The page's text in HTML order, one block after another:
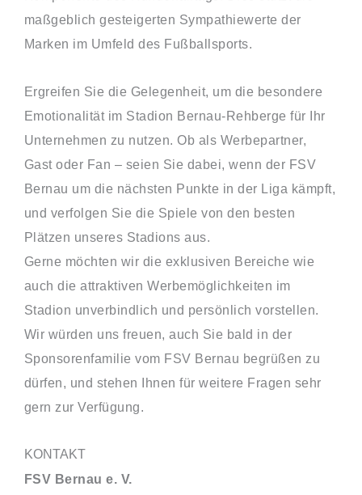
maßgeblich gesteigerten Sympathiewerte der
Marken im Umfeld des Fußballsports.
Ergreifen Sie die Gelegenheit, um die besondere
Emotionalität im Stadion Bernau-Rehberge für Ihr
Unternehmen zu nutzen. Ob als Werbepartner,
Gast oder Fan – seien Sie dabei, wenn der FSV
Bernau um die nächsten Punkte in der Liga kämpft,
und verfolgen Sie die Spiele von den besten
Plätzen unseres Stadions aus.
Gerne möchten wir die exklusiven Bereiche wie
auch die attraktiven Werbemöglichkeiten im
Stadion unverbindlich und persönlich vorstellen.
Wir würden uns freuen, auch Sie bald in der
Sponsorenfamilie vom FSV Bernau begrüßen zu
dürfen, und stehen Ihnen für weitere Fragen sehr
gern zur Verfügung.
KONTAKT
FSV Bernau e. V.